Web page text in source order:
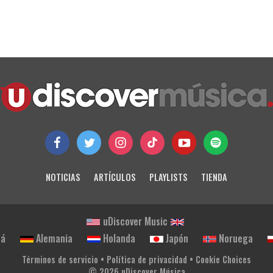
NOTICIAS ARTÍCULOS PLAYLISTS TIENDA
uDiscover Music
Alemania Holanda Japón Noruega
Términos de servicio • Política de privacidad • Cookie Choices